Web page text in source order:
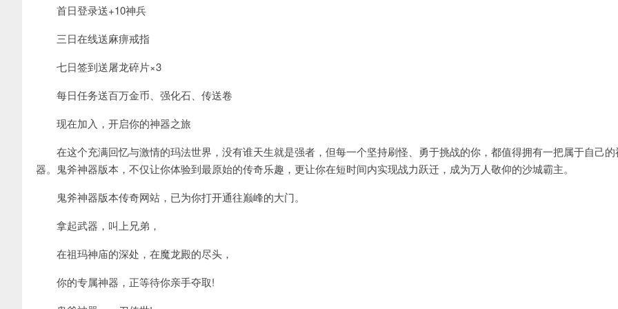
首日登录送+10神兵
三日在线送麻痹戒指
七日签到送屠龙碎片×3
每日任务送百万金币、强化石、传送卷
现在加入，开启你的神器之旅
在这个充满回忆与激情的玛法世界，没有谁天生就是强者，但每一个坚持刷怪、勇于挑战的你，都值得拥有一把属于自己的
器。鬼斧神器版本，不仅让你体验到最原始的传奇乐趣，更让你在短时间内实现战力跃迁，成为万人敬仰的沙城霸主。
鬼斧神器版本传奇网站，已为你打开通往巅峰的大门。
拿起武器，叫上兄弟，
在祖玛神庙的深处，在魔龙殿的尽头，
你的专属神器，正等待你亲手夺取!